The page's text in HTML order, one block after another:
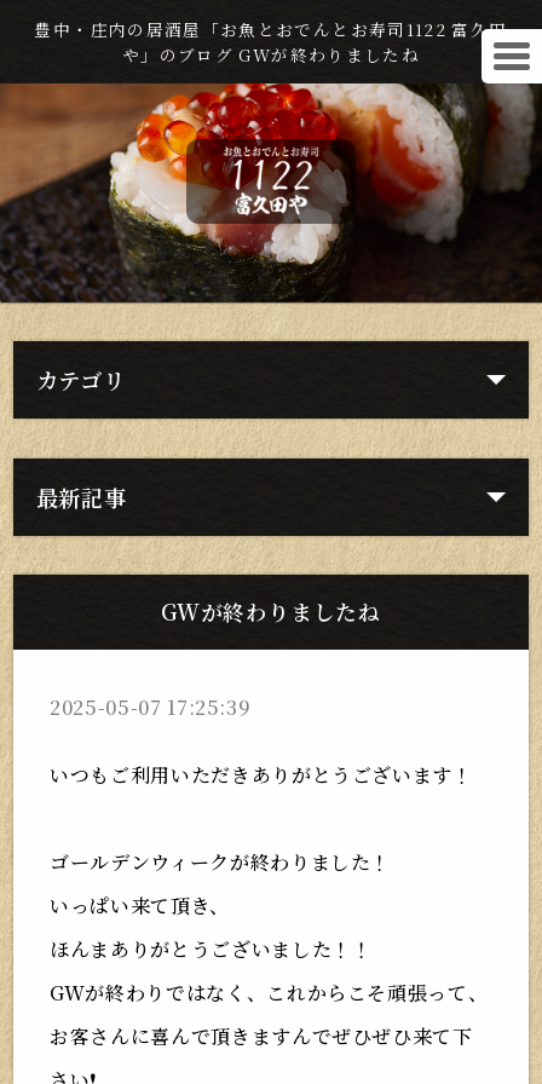
豊中・庄内の居酒屋「お魚とおでんとお寿司1122 富久田
や」のブログ GWが終わりましたね
カテゴリ
最新記事
GWが終わりましたね
2025-05-07 17:25:39
いつもご利用いただきありがとうございます！
ゴールデンウィークが終わりました！
いっぱい来て頂き、
ほんまありがとうございました！！
GWが終わりではなく、これからこそ頑張って、
お客さんに喜んで頂きますんでぜひぜひ来て下